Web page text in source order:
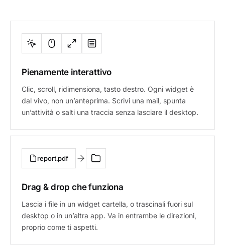
Pienamente interattivo
Clic, scroll, ridimensiona, tasto destro. Ogni widget è
dal vivo, non un’anteprima. Scrivi una mail, spunta
un’attività o salti una traccia senza lasciare il desktop.
report.pdf
Drag & drop che funziona
Lascia i file in un widget cartella, o trascinali fuori sul
desktop o in un’altra app. Va in entrambe le direzioni,
proprio come ti aspetti.